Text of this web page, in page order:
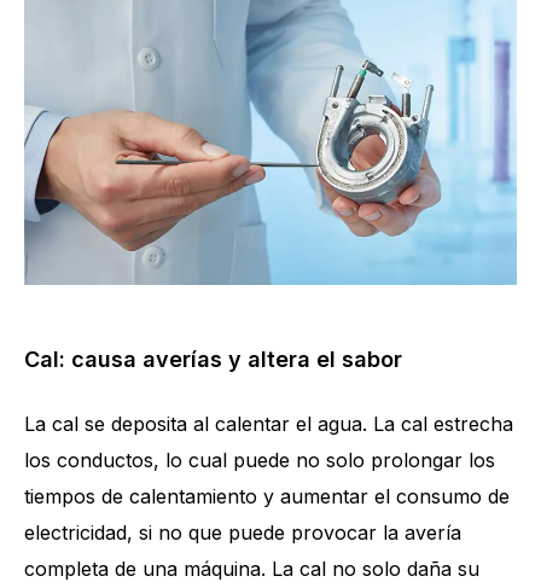
Cal: causa averías y altera el sabor
La cal se deposita al calentar el agua. La cal estrecha
los conductos, lo cual puede no solo prolongar los
tiempos de calentamiento y aumentar el consumo de
electricidad, si no que puede provocar la avería
completa de una máquina. La cal no solo daña su